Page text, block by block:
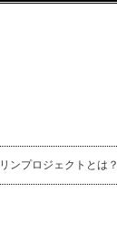
リンプロジェクトとは？